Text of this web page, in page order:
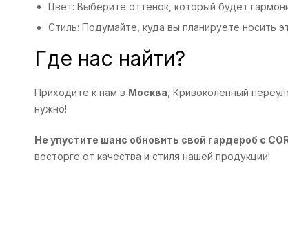
Цвет: Выберите оттенок, который будет
Стиль: Подумайте, куда вы планируете носить
Где нас найти?
Приходите к нам в Москва , Кривоколенный
нужно!
Не упустите шанс обновить свой гардероб с
восторге от качества и стиля нашей продукции!